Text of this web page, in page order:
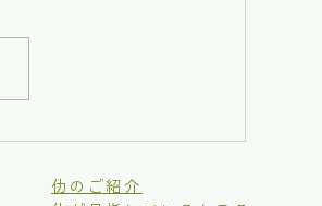
仂のご紹介